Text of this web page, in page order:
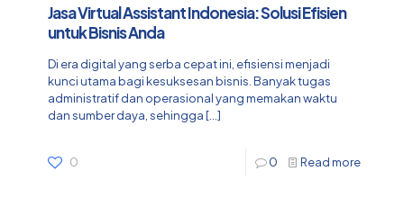
Jasa Virtual Assistant Indonesia: Solusi Efisien
untuk Bisnis Anda
Di era digital yang serba cepat ini, efisiensi menjadi
kunci utama bagi kesuksesan bisnis. Banyak tugas
administratif dan operasional yang memakan waktu
dan sumber daya, sehingga[…]
0 0 Read more